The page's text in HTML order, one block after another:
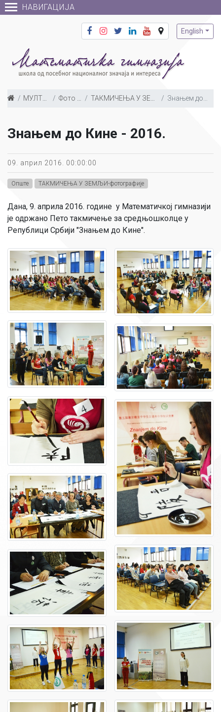
НАВИГАЦИЈА
English
МУЛТИМЕДИЈА Фото галерија ТАКМИЧЕЊА У ЗЕМЉИ-фотографије Знањем до Кине - 2016.
Знањем до Кине - 2016.
09. април 2016. 00:00:00
Опште ТАКМИЧЕЊА У ЗЕМЉИ-фотографије
Дана, 9. априла 2016. године у Математичкој гимназији
је одржано Пето такмичење за средњошколце у
Републици Србији "Знањем до Кине".